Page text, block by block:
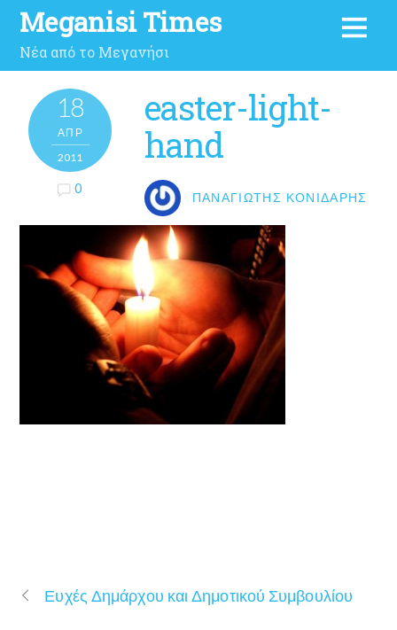
Meganisi Times
Νέα από το Μεγανήσι
18
ΑΠΡ
2011
0
easter-light-
hand
ΠΑΝΑΓΙΏΤΗΣ ΚΟΝΙΔΆΡΗΣ
Ευχές Δημάρχου και Δημοτικού Συμβουλίου